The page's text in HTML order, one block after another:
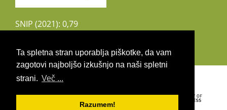
Ta spletna stran uporablja piškotke, da vam
zagotovi najboljšo izkušnjo na naši spletni
strani. Več ...
Razumem!
SNIP (2021): 0,79